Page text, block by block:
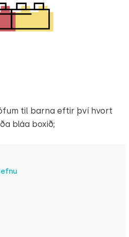
til barna eftir því hvort
bláa boxið;